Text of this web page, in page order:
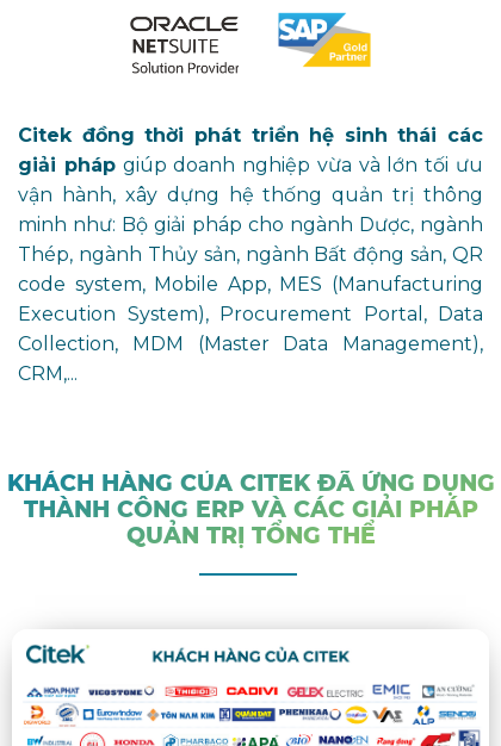
Citek đồng thời phát triển hệ sinh thái các
giải phápgiúp doanh nghiệp vừa và lớn tối ưu
vận hành, xây dựng hệ thống quản trị thông
minh như: Bộ giải pháp cho ngành Dược, ngành
Thép, ngành Thủy sản, ngành Bất động sản, QR
code system, Mobile App, MES (Manufacturing
Execution System), Procurement Portal, Data
Collection, MDM (Master Data Management),
CRM,...
KHÁCH HÀNG CỦA CITEK ĐÃ ỨNG DỤNG
THÀNH CÔNG ERP VÀ CÁC GIẢI PHÁP
QUẢN TRỊ TỔNG THỂ